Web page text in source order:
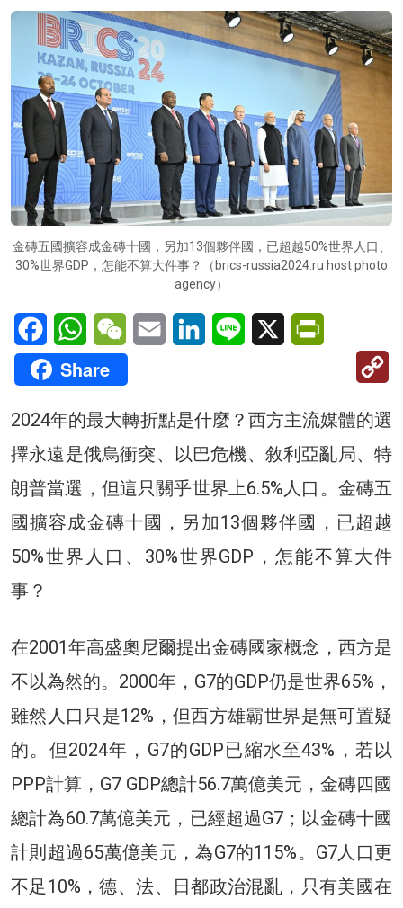
金磚五國擴容成金磚十國，另加13個夥伴國，已超越50%世界人口、
30%世界GDP，怎能不算大件事？（brics-russia2024.ru host photo
agency）
FacebookWhatsAppWeChatEmail LinkedInLine X
Share
2024年的最大轉折點是什麼？西方主流媒體的選
擇永遠是俄烏衝突、以巴危機、敘利亞亂局、特
朗普當選，但這只關乎世界上6.5%人口。金磚五
國擴容成金磚十國，另加13個夥伴國，已超越
50%世界人口、30%世界GDP，怎能不算大件
事？
在2001年高盛奧尼爾提出金磚國家概念，西方是
不以為然的。2000年，G7的GDP仍是世界65%，
雖然人口只是12%，但西方雄霸世界是無可置疑
的。但2024年，G7的GDP已縮水至43%，若以
PPP計算，G7 GDP總計56.7萬億美元，金磚四國
總計為60.7萬億美元，已經超過G7；以金磚十國
計則超過65萬億美元，為G7的115%。G7人口更
不足10%，德、法、日都政治混亂，只有美國在